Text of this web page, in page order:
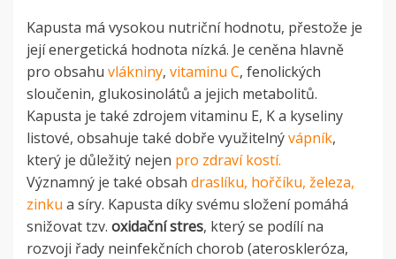
Kapusta má vysokou nutriční hodnotu, přestože je
její energetická hodnota nízká. Je ceněna hlavně
pro obsahu vlákniny, vitaminu C, fenolických
sloučenin, glukosinolátů a jejich metabolitů.
Kapusta je také zdrojem vitaminu E, K a kyseliny
listové, obsahuje také dobře využitelnývápník,
který je důležitý nejen pro zdraví kostí.
Významný je také obsah draslíku, hořčíku, železa,
zinku a síry. Kapusta díky svému složení pomáhá
snižovat tzv. oxidační stres, který se podílí na
rozvoji řady neinfekčních chorob (ateroskleróza,